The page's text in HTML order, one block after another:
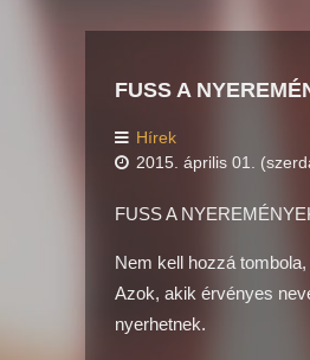
FUSS A
Hírek
2015. április 01.
FUSS A
Nem kell hozzá
Azok, akik érvényes
nyerhetnek.